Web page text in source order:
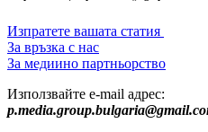
Изпратете вашата статия
За връзка с нас
За медиино партньорство
Използвайте e-mail адрес: